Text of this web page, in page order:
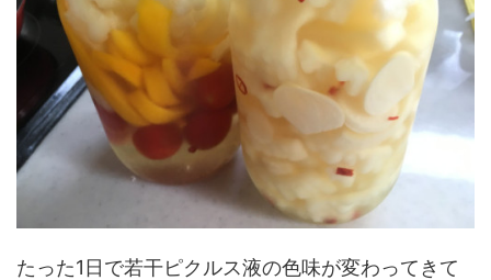
たった1日で若干ピクルス液の色味が変わってきて